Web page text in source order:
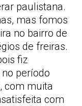
paulistana.
mas fomos
no bairro de
de freiras.
fiz
período
com muita
com